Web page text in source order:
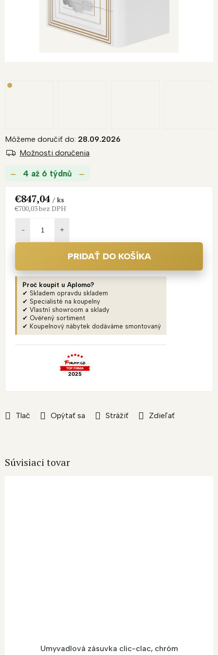
4 až 6 týdnů
Môžeme doručiť do: 28.09.2026
Možnosti doručenia
Tlač Opýtať sa Strážiť Zdieľať
€847,04/ ks
€700,03 bez DPH
PRIDAŤ DO KOŠÍKA
Proč koupit u Aplomo?
✔ Skladem opravdu skladem
✔ Specialisté na koupelny
✔ Vlastní showroom a sklady
✔ Ověřený sortiment
✔ Koupelnový nábytek dodáváme smontovaný
Súvisiaci tovar
Umyvadlová zásuvka clic-clac, chróm